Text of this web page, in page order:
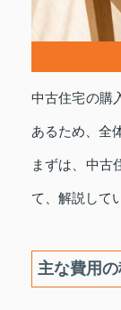
中古住宅の購
あるため、全
まずは、中古
て、解説して
主な費用